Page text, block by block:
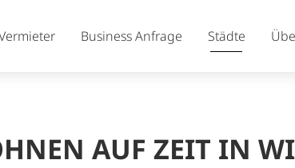
Business Anfrage Städte
AUF ZEIT IN